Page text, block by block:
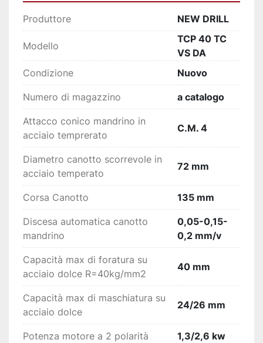
Produttore NEW DRILL
Modello
TCP 40 TC
VS DA
Condizione
Nuovo
Numero di magazzino a catalogo
Attacco conico mandrino in
acciaio temprerato
C.M. 4
Diametro canotto scorrevole in
acciaio temperato
72 mm
Corsa Canotto 135 mm
Discesa automatica canotto
mandrino
0,05-0,15-
0,2 mm/v
Capacità max di foratura su
acciaio dolce R=40kg/mm2
40 mm
Capacità max di maschiatura su
acciaio dolce
24/26 mm
Potenza motore a 2 polarità 1,3/2,6 kw